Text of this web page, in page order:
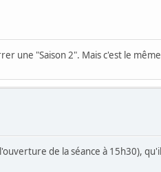
une "Saison 2". Mais c'est le
de la séance à 15h30),